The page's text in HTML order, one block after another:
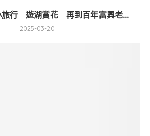
旅行 遊湖賞花 再到百年富興老...
2025-03-20